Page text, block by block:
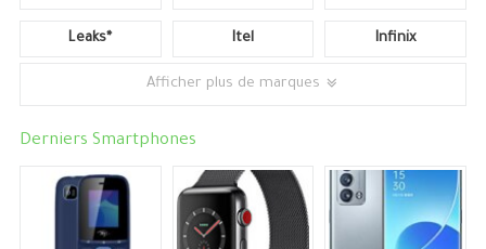
Leaks* Itel Infinix
Afficher plus de marques
Derniers Smartphones